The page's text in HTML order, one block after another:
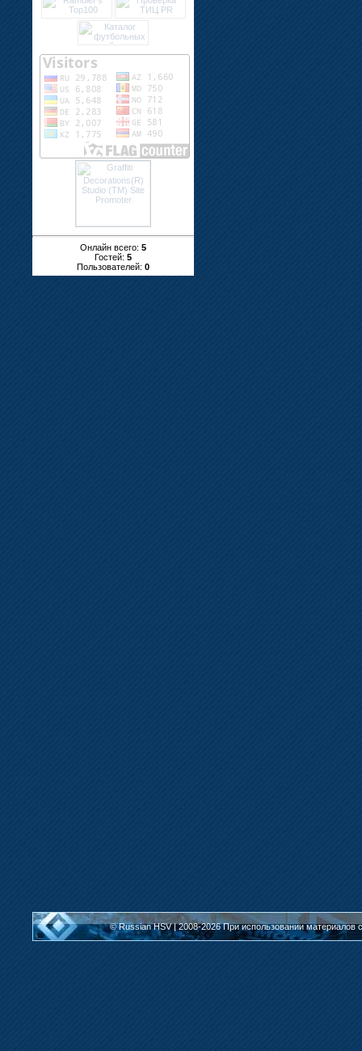
Онлайн всего: 5
Гостей: 5
Пользователей: 0
© Russian HSV | 2008-2026При использовании материалов